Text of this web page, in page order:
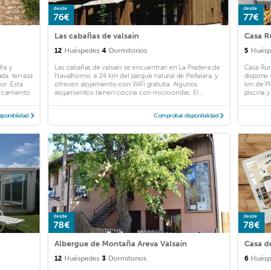
y
terraza
Esta
desde
76€
Las cabañas de valsain
12 Huéspedes 4 Dormitorios
Las cabañas de valsain se encuentran en La Pradera de
Navalhorno, a 24 km del parque natural de Peñalara, y
ofrecen alojamiento con WiFi gratuita. Algunos
alojamientos tienen cocina con microondas. El ...
Comprobar disponibilidad
desde
77€
Casa
5
Casa
dispone
km de
piscina
desde
78€
Albergue de Montaña Areva Valsaín
12 Huéspedes 3 Dormitorios
desde
78€
Casa
6